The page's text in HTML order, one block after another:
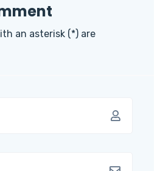
an asterisk (*) are